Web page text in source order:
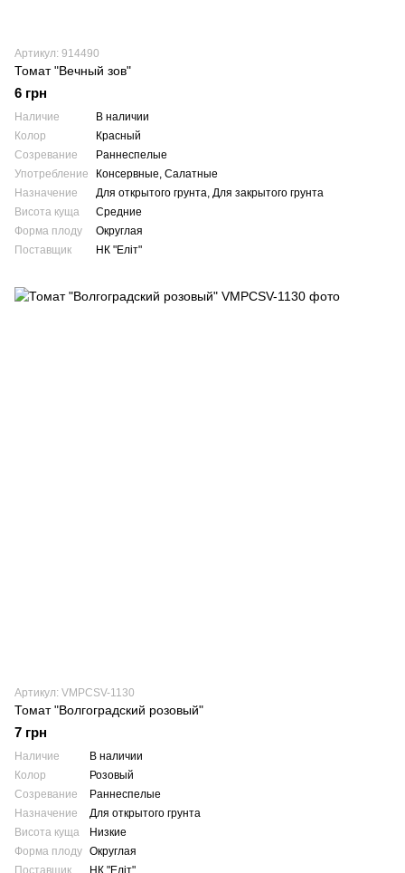
Артикул: 914490
Томат "Вечный зов"
6 грн
Наличие
В наличии
Колор
Красный
Созревание
Раннеспелые
Употребление
Консервные, Салатные
Назначение
Для открытого грунта, Для закрытого грунта
Висота куща
Средние
Форма плоду
Округлая
Поставщик
НК "Еліт"
Артикул: VMPCSV-1130
Томат "Волгоградский розовый"
7 грн
Наличие
В наличии
Колор
Розовый
Созревание
Раннеспелые
Назначение
Для открытого грунта
Висота куща
Низкие
Форма плоду Округлая
Поставщик
НК "Еліт"